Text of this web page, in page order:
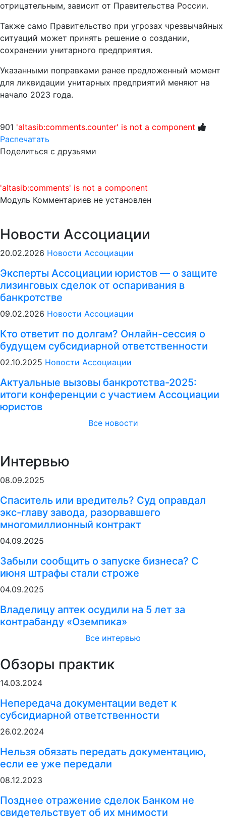
отрицательным, зависит от Правительства России.
Также само Правительство при угрозах чрезвычайных
ситуаций может принять решение о создании,
сохранении унитарного предприятия.
Указанными поправками ранее предложенный момент
для ликвидации унитарных предприятий меняют на
начало 2023 года.
901 'altasib:comments.counter' is not a component
Распечатать
Поделиться с друзьями
'altasib:comments' is not a component
Модуль Комментариев не установлен
Новости Ассоциации
20.02.2026 Новости Ассоциации
Эксперты Ассоциации юристов — о защите
лизинговых сделок от оспаривания в
банкротстве
09.02.2026 Новости Ассоциации
Кто ответит по долгам? Онлайн-сессия о
будущем субсидиарной ответственности
02.10.2025 Новости Ассоциации
Актуальные вызовы банкротства-2025:
итоги конференции с участием Ассоциации
юристов
Все новости
Интервью
08.09.2025
Спаситель или вредитель? Суд оправдал
экс-главу завода, разорвавшего
многомиллионный контракт
04.09.2025
Забыли сообщить о запуске бизнеса? С
июня штрафы стали строже
04.09.2025
Владелицу аптек осудили на 5 лет за
контрабанду «Оземпика»
Все интервью
Обзоры практик
14.03.2024
Непередача документации ведет к
субсидиарной ответственности
26.02.2024
Нельзя обязать передать документацию,
если ее уже передали
08.12.2023
Позднее отражение сделок Банком не
свидетельствует об их мнимости